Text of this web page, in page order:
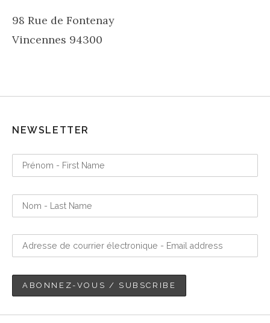
98 Rue de Fontenay
Vincennes 94300
NEWSLETTER